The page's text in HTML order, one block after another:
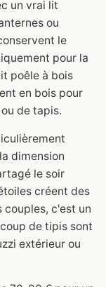
un vrai lit
ou
le
pour la
poêle à bois
en bois pour
de tapis.
dimension
le soir
créent des
couples, c'est un
de tipis sont
extérieur ou